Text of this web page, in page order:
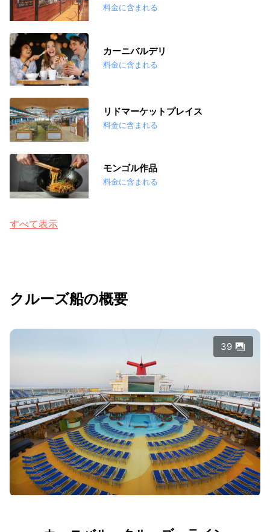
料金に含まれる
カーニバルデリ
料金に含まれる
リドマーケットプレイス
料金に含まれる
モンゴル作品
料金に含まれる
すべて表示
クルーズ船の概要
39